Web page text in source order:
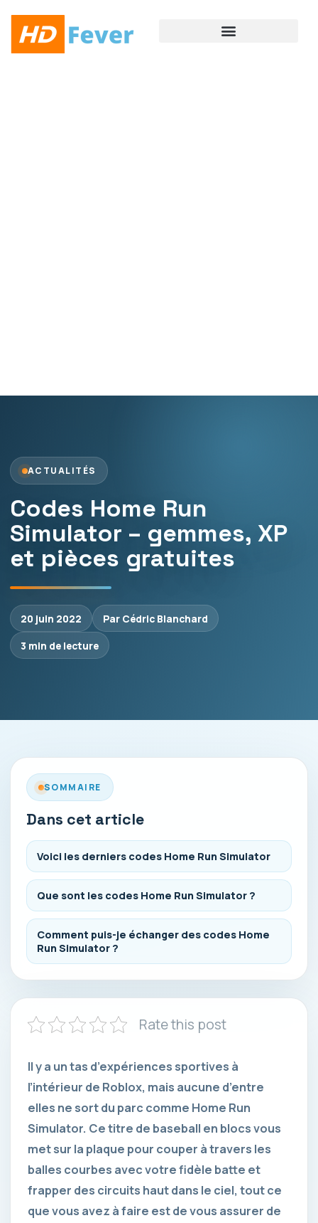
ACTUALITÉS
Codes Home Run
Simulator – gemmes, XP
et pièces gratuites
20 juin 2022
Par Cédric Blanchard
3 min de lecture
SOMMAIRE
Dans cet article
Voici les derniers codes Home Run Simulator
Que sont les codes Home Run Simulator ?
Comment puis-je échanger des codes Home
Run Simulator ?
Rate this post
Il y a un tas d’expériences sportives à
l’intérieur de Roblox, mais aucune d’entre
elles ne sort du parc comme Home Run
Simulator. Ce titre de baseball en blocs vous
met sur la plaque pour couper à travers les
balles courbes avec votre fidèle batte et
frapper des circuits haut dans le ciel, tout ce
que vous avez à faire est de vous assurer de